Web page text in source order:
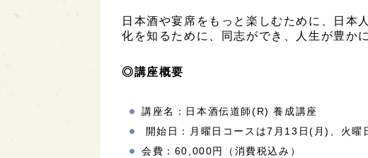
日本酒や宴席をもっと楽しむために、日本
化を知るために、同志ができ、人生が豊か
◎講座概要
講座名：日本酒伝道師(R) 養成講座
開始日：月曜日コースは7月13日(月)、火曜
会費：60,000円（消費税込み）